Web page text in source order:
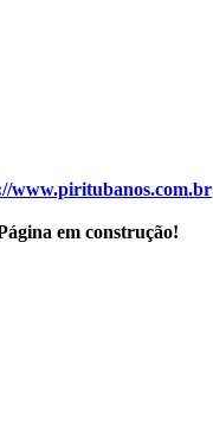
www.piritubanos.com.br
em construção!